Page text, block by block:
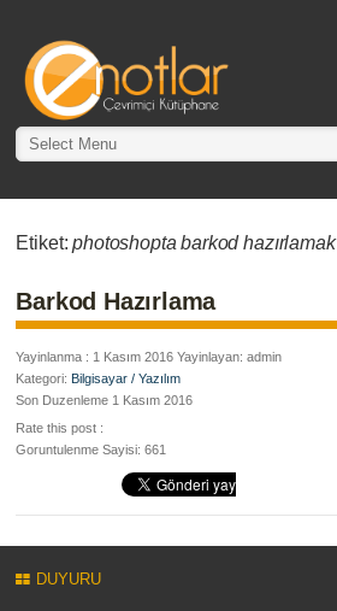
Select Menu
Etiket:photoshopta barkod hazırlamak
Barkod Hazırlama
Yayinlanma : 1 Kasım 2016 Yayinlayan: admin
Kategori: Bilgisayar / Yazılım
Son Duzenleme 1 Kasım 2016
Rate this post :
Goruntulenme Sayisi: 661
DUYURU